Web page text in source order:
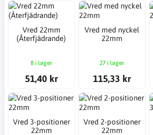
Vred 22mm
(Återfjädrande)
8 i lager
51,40 kr
Vred med nyckel
22mm
27 i lager
115,33 kr
Vred 3-positioner
22mm
Vred 2-positioner
22mm